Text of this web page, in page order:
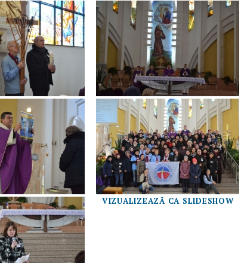
VIZUALIZEAZĂ CA SLIDESHOW